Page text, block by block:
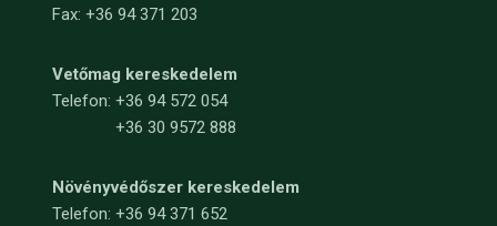
Fax: +36 94 371 203
Vetőmag kereskedelem
Telefon: +36 94 572 054
+36 30 9572 888
Növényvédőszer kereskedelem
Telefon: +36 94 371 652